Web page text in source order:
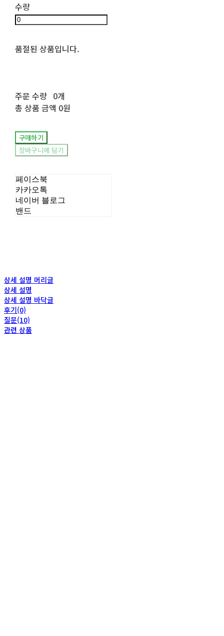
수량
품절된 상품입니다.
주문 수량 0개
총 상품 금액 0원
구매하기
장바구니에 담기
페이스북
카카오톡
네이버 블로그
밴드
상세 설명 머리글
상세 설명
상세 설명 바닥글
후기(0)
질문(10)
관련 상품